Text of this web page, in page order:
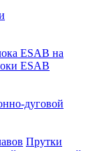
ESAB на
ESAB
дуговой
Прутки